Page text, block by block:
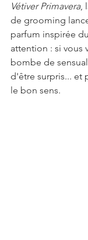
Vétiver Primavera,
de grooming
parfum inspirée
attention : si vous
bombe de
d'être surpris... et
le bon sens.